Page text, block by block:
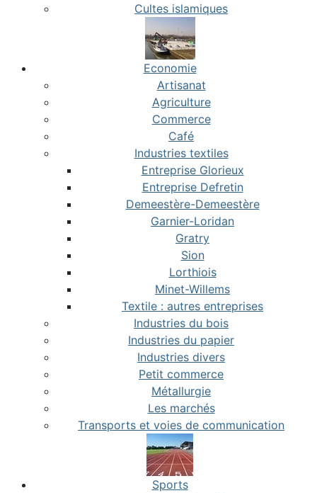
Cultes islamiques
Economie
Artisanat
Agriculture
Commerce
Café
Industries textiles
Entreprise Glorieux
Entreprise Defretin
Demeestère-Demeestère
Garnier-Loridan
Gratry
Sion
Lorthiois
Minet-Willems
Textile : autres entreprises
Industries du bois
Industries du papier
Industries divers
Petit commerce
Métallurgie
Les marchés
Transports et voies de communication
Sports